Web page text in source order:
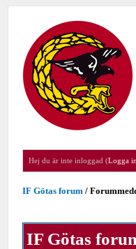
Hej du är inte inloggad (Logga in
IF Götas forum /
IF Götas